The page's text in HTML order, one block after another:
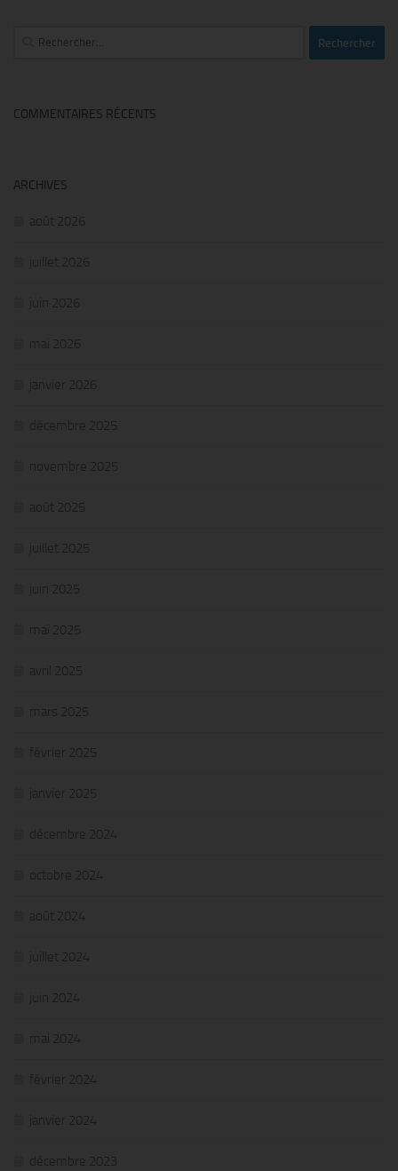
Rechercher :
COMMENTAIRES RÉCENTS
ARCHIVES
août 2026
juillet 2026
juin 2026
mai 2026
janvier 2026
décembre 2025
novembre 2025
août 2025
juillet 2025
juin 2025
mai 2025
avril 2025
mars 2025
février 2025
janvier 2025
décembre 2024
octobre 2024
août 2024
juillet 2024
juin 2024
mai 2024
février 2024
janvier 2024
décembre 2023